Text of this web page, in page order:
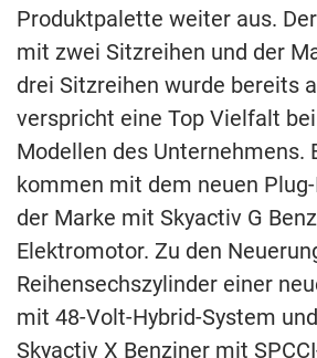
Produktpalette weiter aus.
mit zwei Sitzreihen und der
drei Sitzreihen wurde bereits
verspricht eine Top Vielfalt
Modellen des Unternehmens.
kommen mit dem neuen
der Marke mit Skyactiv G
Elektromotor. Zu den
Reihensechszylinder einer
mit 48-Volt-Hybrid-System
Skyactiv X Benziner mit